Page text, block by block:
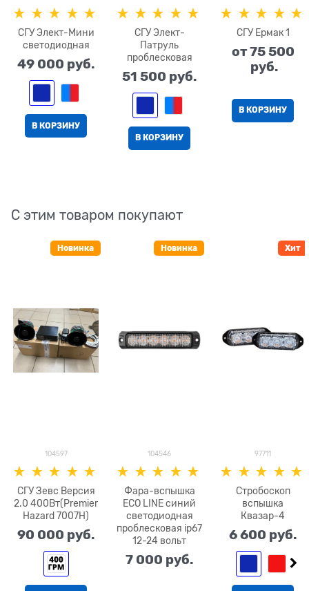
СГУ Элект-Мини
светодиодная
49 000 руб.
В КОРЗИНУ
СГУ Элект-
Патруль
проблесковая
51 500 руб.
В КОРЗИНУ
СГУ Ермак 1
от75 500
руб.
В КОРЗИНУ
С этим товаром покупают
104597
Новинка
СГУ Зевс Версия
2.0 400Вт(Premier
Hazard 7007H)
90 000 руб.
104546
Новинка
Фара-вспышка
ECO LINE синий
светодиодная
проблесковая ip67
12-24 вольт
7 000 руб.
97711
Хит
Стробоскоп
вспышка
Квазар-4
6 600 руб.